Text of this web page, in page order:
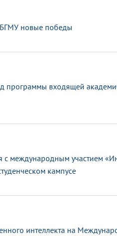
новые победы
программы входящей
международным участием
кампусе
интеллекта на